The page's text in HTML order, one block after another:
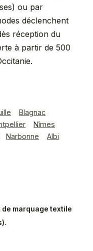
ou par
déclenchent
réception du
à partir de 500
Blagnac
Nîmes
Narbonne
Albi
marquage textile